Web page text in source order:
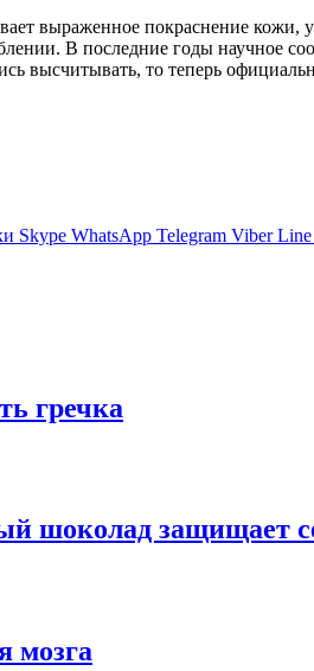
выраженное покраснение
В последние годы научное
высчитывать, то теперь
Skype WhatsApp Telegram Viber Line
гречка
шоколад защищает
мозга